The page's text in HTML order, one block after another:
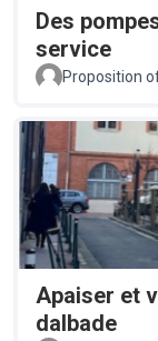
Des
service
Proposition
Apaiser et
dalbade